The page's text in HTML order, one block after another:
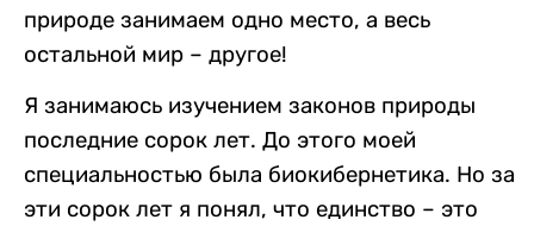
природе занимаем одно место, а весь
остальной мир – другое!
Я занимаюсь изучением законов природы
последние сорок лет. До этого моей
специальностью была биокибернетика. Но за
эти сорок лет я понял, что единство – это